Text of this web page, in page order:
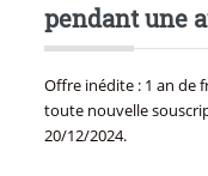
pendant une
Offre inédite : 1 an de
toute nouvelle
20/12/2024.